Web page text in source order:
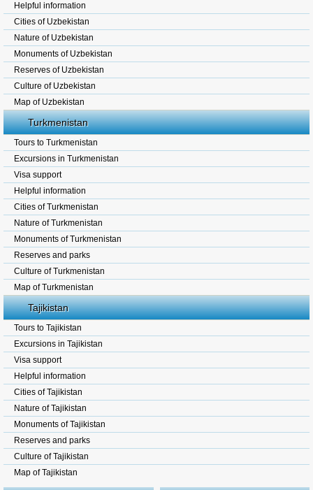
Helpful information
Cities of Uzbekistan
Nature of Uzbekistan
Monuments of Uzbekistan
Reserves of Uzbekistan
Culture of Uzbekistan
Map of Uzbekistan
Turkmenistan
Tours to Turkmenistan
Excursions in Turkmenistan
Visa support
Helpful information
Cities of Turkmenistan
Nature of Turkmenistan
Monuments of Turkmenistan
Reserves and parks
Culture of Turkmenistan
Map of Turkmenistan
Tajikistan
Tours to Tajikistan
Excursions in Tajikistan
Visa support
Helpful information
Cities of Tajikistan
Nature of Tajikistan
Monuments of Tajikistan
Reserves and parks
Culture of Tajikistan
Map of Tajikistan